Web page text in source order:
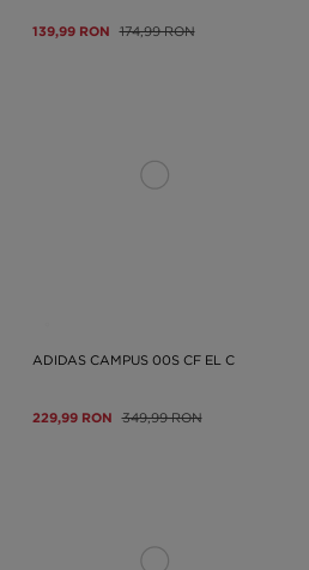
139,99 RON 174,99 RON
ADIDAS CAMPUS 00S CF EL C
229,99 RON 349,99 RON